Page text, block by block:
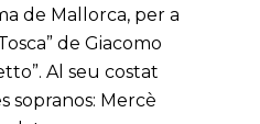
de Mallorca, per a
de Giacomo
Al seu costat
sopranos: Mercè